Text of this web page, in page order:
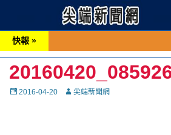
快報 » 連續
Posted
2016-04-20 Autor尖端新聞網